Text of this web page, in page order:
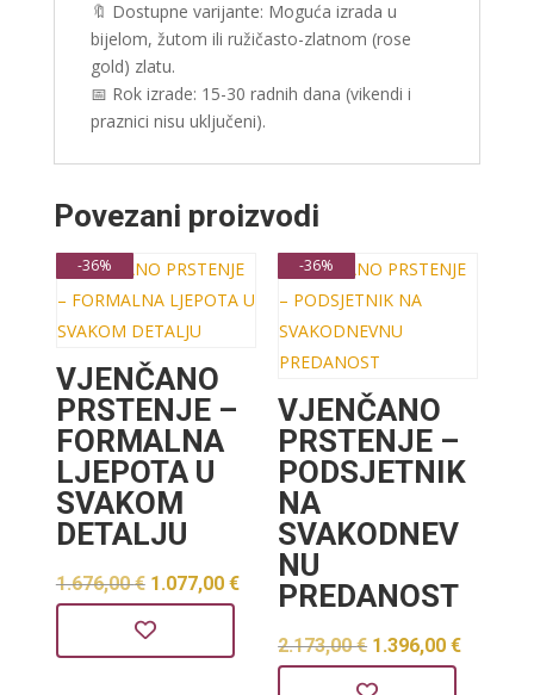
🔖 Dostupne varijante: Moguća izrada u
bijelom, žutom ili ružičasto-zlatnom (rose
gold) zlatu.
📅 Rok izrade: 15-30 radnih dana (vikendi i
praznici nisu uključeni).
Povezani proizvodi
-36%
VJENČANO
PRSTENJE –
FORMALNA
LJEPOTA U
SVAKOM
DETALJU
1.676,00€ Izvorna
cijena
bila
1.077,00 €
Trenutna
-36%
VJENČANO
PRSTENJE –
PODSJETNIK
NA
SVAKODNEV
NU
PREDANOST
2.173,00€ Izvorna
cijena
1.396,00€